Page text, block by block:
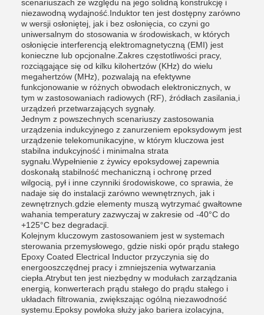
scenariuszach ze względu na jego solidną konstrukcję i
niezawodną wydajność.Induktor ten jest dostępny zarówno
w wersji osłoniętej, jak i bez osłonięcia, co czyni go
uniwersalnym do stosowania w środowiskach, w których
osłonięcie interferencją elektromagnetyczną (EMI) jest
konieczne lub opcjonalne.Zakres częstotliwości pracy,
rozciągające się od kilku kilohertzów (KHz) do wielu
megahertzów (MHz), pozwalają na efektywne
funkcjonowanie w różnych obwodach elektronicznych, w
tym w zastosowaniach radiowych (RF), źródłach zasilania,i
urządzeń przetwarzających sygnały.
Jednym z powszechnych scenariuszy zastosowania
urządzenia indukcyjnego z zanurzeniem epoksydowym jest
urządzenie telekomunikacyjne, w którym kluczowa jest
stabilna indukcyjność i minimalna strata
sygnału.Wypełnienie z żywicy epoksydowej zapewnia
doskonałą stabilność mechaniczną i ochronę przed
wilgocią, pył i inne czynniki środowiskowe, co sprawia, że
nadaje się do instalacji zarówno wewnętrznych, jak i
zewnętrznych.gdzie elementy muszą wytrzymać gwałtowne
wahania temperatury zazwyczaj w zakresie od -40°C do
+125°C bez degradacji.
Kolejnym kluczowym zastosowaniem jest w systemach
sterowania przemysłowego, gdzie niski opór prądu stałego
Epoxy Coated Electrical Inductor przyczynia się do
energooszczędnej pracy i zmniejszenia wytwarzania
ciepła.Atrybut ten jest niezbędny w modułach zarządzania
energią, konwerterach prądu stałego do prądu stałego i
układach filtrowania, zwiększając ogólną niezawodność
systemu.Epoksy powłoka służy jako bariera izolacyjna,